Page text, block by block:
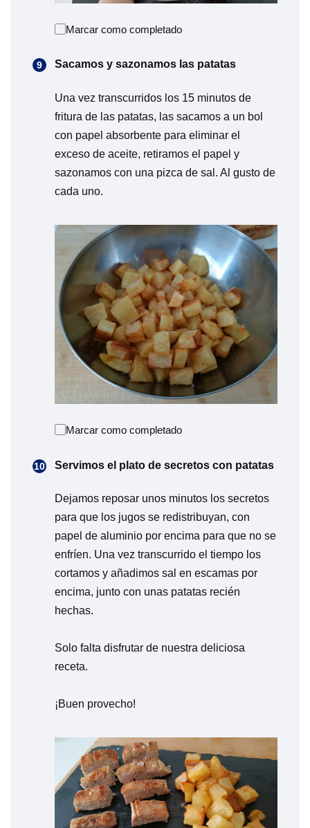
Marcar como completado
Sacamos y sazonamos las patatas
Una vez transcurridos los 15 minutos de
fritura de las patatas, las sacamos a un bol
con papel absorbente para eliminar el
exceso de aceite, retiramos el papel y
sazonamos con una pizca de sal. Al gusto de
cada uno.
Marcar como completado
Servimos el plato de secretos con patatas
Dejamos reposar unos minutos los secretos
para que los jugos se redistribuyan, con
papel de aluminio por encima para que no se
enfríen. Una vez transcurrido el tiempo los
cortamos y añadimos sal en escamas por
encima, junto con unas patatas recién
hechas.
Solo falta disfrutar de nuestra deliciosa
receta.
¡Buen provecho!